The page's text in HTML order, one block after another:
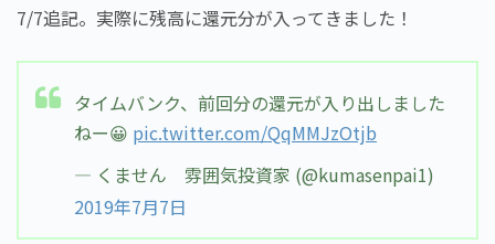
7/7追記。実際に残高に還元分が入ってきました！
タイムバンク、前回分の還元が入り出しました
ねー😀 pic.twitter.com/QqMMJzOtjb
— くません 雰囲気投資家 (@kumasenpai1)
2019年7月7日